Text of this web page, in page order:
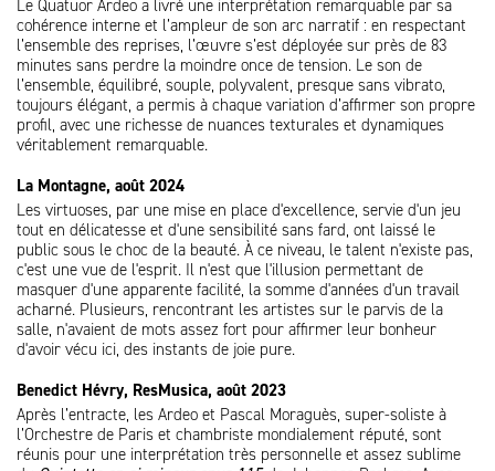
Le Quatuor Ardeo a livré une interprétation remarquable par sa
cohérence interne et l’ampleur de son arc narratif : en respectant
l’ensemble des reprises, l’œuvre s’est déployée sur près de 83
minutes sans perdre la moindre once de tension. Le son de
l’ensemble, équilibré, souple, polyvalent, presque sans vibrato,
toujours élégant, a permis à chaque variation d’affirmer son propre
profil, avec une richesse de nuances texturales et dynamiques
véritablement remarquable.
La Montagne, août 2024
Les virtuoses, par une mise en place d'excellence, servie d'un jeu
tout en délicatesse et d'une sensibilité sans fard, ont laissé le
public sous le choc de la beauté. À ce niveau, le talent n'existe pas,
c'est une vue de l'esprit. Il n'est que l'illusion permettant de
masquer d'une apparente facilité, la somme d'années d'un travail
acharné. Plusieurs, rencontrant les artistes sur le parvis de la
salle, n'avaient de mots assez fort pour affirmer leur bonheur
d'avoir vécu ici, des instants de joie pure.
Benedict Hévry, ResMusica, août 2023
Après l’entracte, les Ardeo et Pascal Moraguès, super-soliste à
l’Orchestre de Paris et chambriste mondialement réputé, sont
réunis pour une interprétation très personnelle et assez sublime